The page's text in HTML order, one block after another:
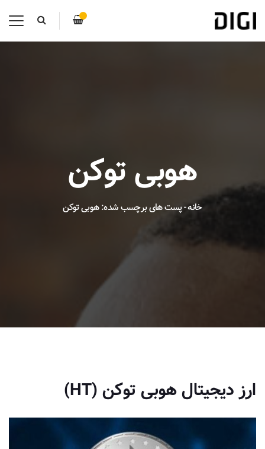
هوبی توکن
خانه-پست های برچسب شده: هوبی توکن
ارز دیجیتال هوبی توکن (HT)